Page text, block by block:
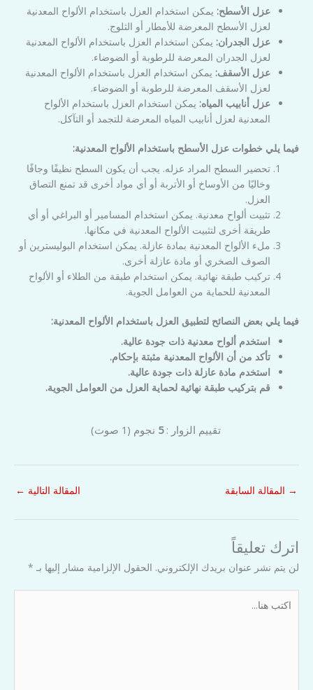
عزل الأسطح: يمكن استخدام العزل باستخدام الألواح المعدنية
لعزل الأسطح المعرضة للأمطار أو الثلوج.
عزل الجدران: يمكن استخدام العزل باستخدام الألواح المعدنية
لعزل الجدران المعرضة للرطوبة أو الضوضاء.
عزل الأسقف: يمكن استخدام العزل باستخدام الألواح المعدنية
لعزل الأسقف المعرضة للرطوبة أو الضوضاء.
عزل أنابيب المياه: يمكن استخدام العزل باستخدام الألواح
المعدنية لعزل أنابيب المياه المعرضة للتجمد أو التآكل.
فيما يلي خطوات عزل الأسطح باستخدام الألواح المعدنية:
تحضير السطح المراد عزله. يجب أن يكون السطح نظيفًا وجافًا
وخاليًا من الأوساخ أو الأتربة أو أي مواد أخرى قد تمنع التصاق
العزل.
تثبيت ألواح معدنية. يمكن استخدام المسامير أو البراغي أو أي
طريقة أخرى لتثبيت الألواح المعدنية في مكانها.
ملء الألواح المعدنية بمادة عازلة. يمكن استخدام البوليسترين أو
الصوف الصخري أو مادة عازلة أخرى.
تركيب طبقة نهائية. يمكن استخدام طبقة من الطلاء أو الألواح
المعدنية للحماية من العوامل الجوية.
فيما يلي بعض النصائح لتطبيق العزل باستخدام الألواح المعدنية:
استخدم ألواح معدنية ذات جودة عالية.
تأكد من أن الألواح المعدنية مثبتة بإحكام.
استخدم مادة عازلة ذات جودة عالية.
قم بتركيب طبقة نهائية لحماية العزل من العوامل الجوية.
تقييم الزوار : 5 نجوم (
1 صوت)
→ المقالة السابقة المقالة التالية ←
اترك تعليقاً
لن يتم نشر عنوان بريدك الإلكتروني. الحقول الإلزامية مشار إليها بـ *
هنا...